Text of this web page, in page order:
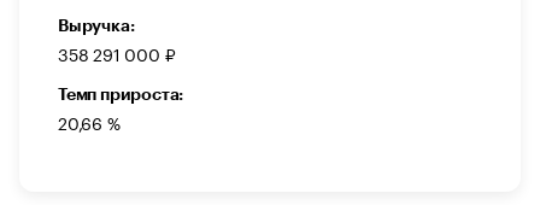
Выручка:
358 291 000 ₽
Темп прироста:
20,66 %